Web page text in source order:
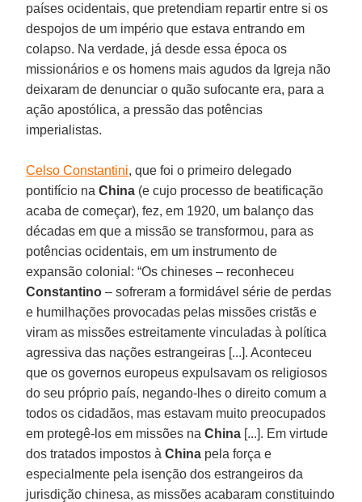
países ocidentais, que pretendiam repartir entre si os
despojos de um império que estava entrando em
colapso. Na verdade, já desde essa época os
missionários e os homens mais agudos da Igreja não
deixaram de denunciar o quão sufocante era, para a
ação apostólica, a pressão das potências
imperialistas.
Celso Constantini, que foi o primeiro delegado
pontifício naChina (e cujo processo de beatificação
acaba de começar), fez, em 1920, um balanço das
décadas em que a missão se transformou, para as
potências ocidentais, em um instrumento de
expansão colonial: “Os chineses – reconheceu
Constantino – sofreram a formidável série de perdas
e humilhações provocadas pelas missões cristãs e
viram as missões estreitamente vinculadas à política
agressiva das nações estrangeiras [...]. Aconteceu
que os governos europeus expulsavam os religiosos
do seu próprio país, negando-lhes o direito comum a
todos os cidadãos, mas estavam muito preocupados
em protegê-los em missões naChina [...]. Em virtude
dos tratados impostos àChina pela força e
especialmente pela isenção dos estrangeiros da
jurisdição chinesa, as missões acabaram constituindo